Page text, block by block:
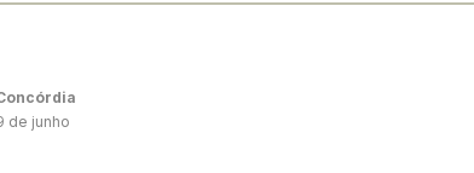
de junho